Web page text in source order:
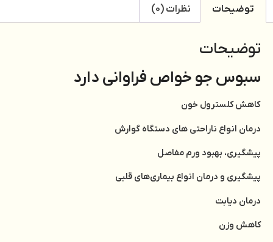
توضیحات نظرات (0)
توضیحات
سبوس جو خواص فراوانی دارد
کاهش کلسترول خون
درمان انواع ناراحتی های دستگاه گوارش
پیشگیری، بهبود ورم مفاصل
پیشگیری و درمان انواع بیماری‌های قلبی
درمان دیابت
کاهش وزن